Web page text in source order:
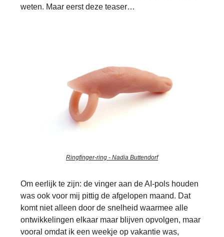
weten. Maar eerst deze teaser…
Ringfinger-ring - Nadia Buttendorf
Om eerlijk te zijn: de vinger aan de AI-pols houden
was ook voor mij pittig de afgelopen maand. Dat
komt niet alleen door de snelheid waarmee alle
ontwikkelingen elkaar maar blijven opvolgen, maar
vooral omdat ik een weekje op vakantie was,